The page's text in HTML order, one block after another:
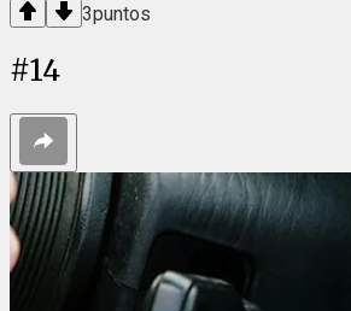
3puntos
#14